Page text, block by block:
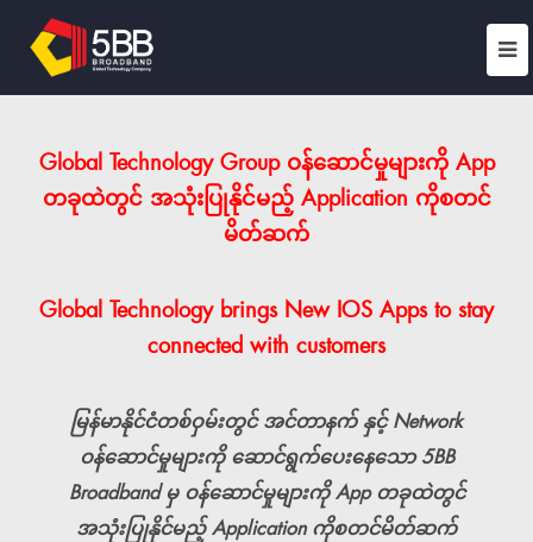
Global Technology Group ဝန်ဆောင်မှုများကို App
တခုထဲတွင် အသုံးပြုနိုင်မည့် Application ကိုစတင်
မိတ်ဆက်
Global Technology brings New IOS Apps to stay
connected with customers
မြန်မာနိုင်ငံတစ်ဝှမ်းတွင် အင်တာနက် နှင့် Network
ဝန်ဆောင်မှုများကို ဆောင်ရွက်ပေးနေသော 5BB
Broadband မှ ဝန်ဆောင်မှုများကို App တခုထဲတွင်
အသုံးပြုနိုင်မည့် Application ကိုစတင်မိတ်ဆက်